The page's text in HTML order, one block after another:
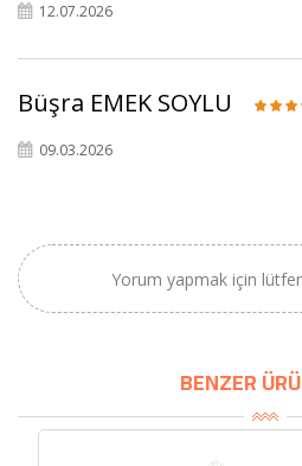
12.07.2026
Büşra EMEK SOYLU
09.03.2026
Yorum yapmak için
BENZER
2690,00 TL
2071,30 TL